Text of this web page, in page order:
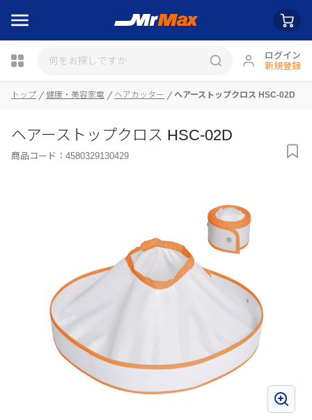
ログイン
新規登録
瓶詰
トップ 健康・美容家電 ヘアカッター ヘアーストップクロス HSC-02D
ヘアーストップクロス HSC-02D
商品コード： 4580329130429